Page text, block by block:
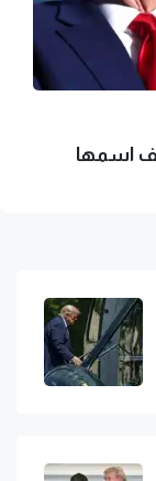
اسمها